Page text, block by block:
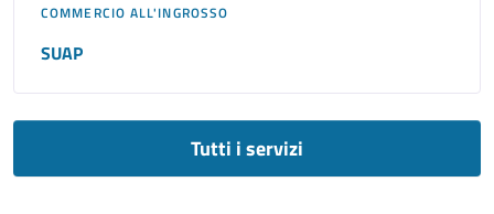
COMMERCIO ALL'INGROSSO
SUAP
Tutti i servizi